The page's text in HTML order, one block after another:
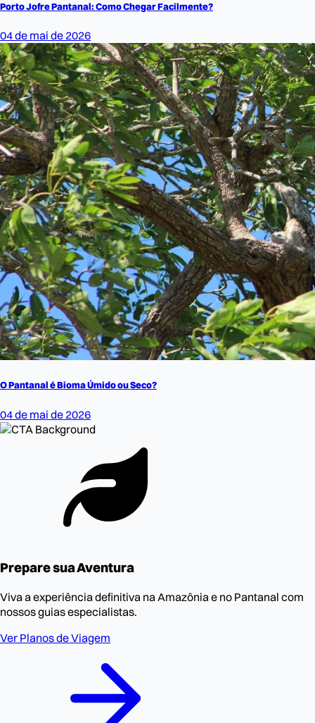
Porto Jofre Pantanal: Como Chegar Facilmente?
04 de mai de 2026
O Pantanal é Bioma Úmido ou Seco?
04 de mai de 2026
Prepare sua Aventura
Viva a experiência definitiva na Amazônia e no Pantanal com
nossos guias especialistas.
Ver Planos de Viagem